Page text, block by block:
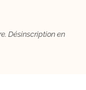
Désinscription en